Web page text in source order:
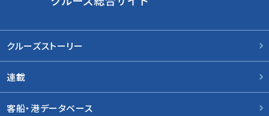
クルーズストーリー
連載
客船・港データベース